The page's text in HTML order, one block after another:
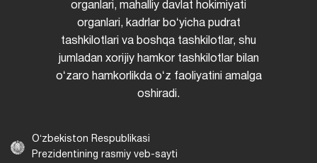
organlari, mahalliy davlat hokimiyati
organlari, kadrlar boʻyicha pudrat
tashkilotlari va boshqa tashkilotlar, shu
jumladan xorijiy hamkor tashkilotlar bilan
oʻzaro hamkorlikda oʻz faoliyatini amalga
oshiradi.
Oʻzbekiston Respublikasi
Prezidentining rasmiy veb-sayti